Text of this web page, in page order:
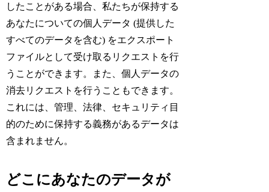
したことがある場合、私たちが保持する
あなたについての個人データ (提供した
すべてのデータを含む) をエクスポート
ファイルとして受け取るリクエストを行
うことができます。また、個人データの
消去リクエストを行うこともできます。
これには、管理、法律、セキュリティ目
的のために保持する義務があるデータは
含まれません。
どこにあなたのデータが